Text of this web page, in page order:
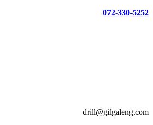
072-330-5252
drill@gilgaleng.com